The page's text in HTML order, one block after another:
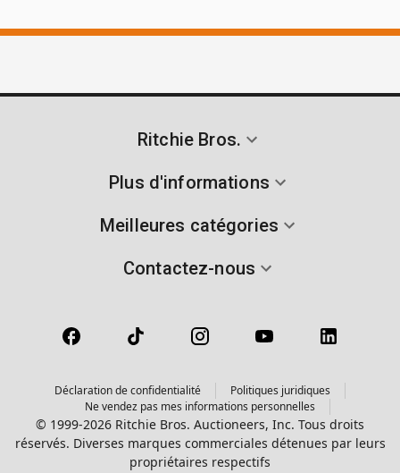
Ritchie Bros.
Plus d'informations
Meilleures catégories
Contactez-nous
Déclaration de confidentialité
Politiques juridiques
Ne vendez pas mes informations personnelles
© 1999-2026 Ritchie Bros. Auctioneers, Inc. Tous droits
réservés. Diverses marques commerciales détenues par leurs
propriétaires respectifs